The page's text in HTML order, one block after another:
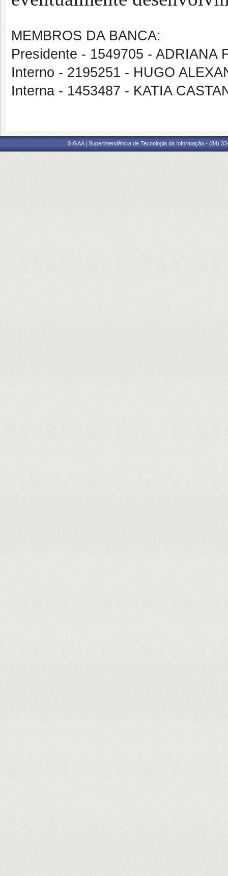
MEMBROS DA BANCA:
Presidente - 1549705 - ADRIANA
Interno - 2195251 - HUGO
Interna - 1453487 - KATIA
SIGAA | Superintendência de Tecnologia da Informação - (84)